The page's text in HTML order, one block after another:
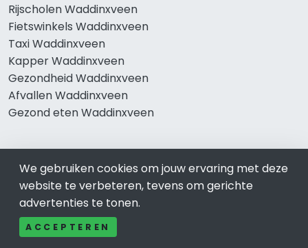
Rijscholen Waddinxveen
Fietswinkels Waddinxveen
Taxi Waddinxveen
Kapper Waddinxveen
Gezondheid Waddinxveen
Afvallen Waddinxveen
Gezond eten Waddinxveen
Bekend in Waddinxveen
Restaurants Waddinxveen
Catering Waddinxveen
Schoonheidssalon Waddinxveen
We gebruiken cookies om jouw ervaring met deze
website te verbeteren, tevens om gerichte
advertenties te tonen.
ACCEPTEREN